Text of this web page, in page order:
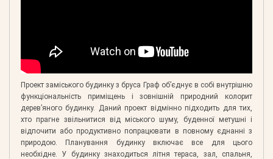
Проект заміського будинку з бруса Граф об’єднує в собі внутрішню
функціональність приміщень і зовнішній природний колорит
дерев’яного будинку. Даний проект відмінно підходить для тих,
хто прагне звільнитися від міського шуму, буденної метушні і
відпочити або продуктивно попрацювати в повному єднанні з
природою. Планування будинку включає все для цього
необхідне. У будинку знаходиться літня тераса, зал, спальня,